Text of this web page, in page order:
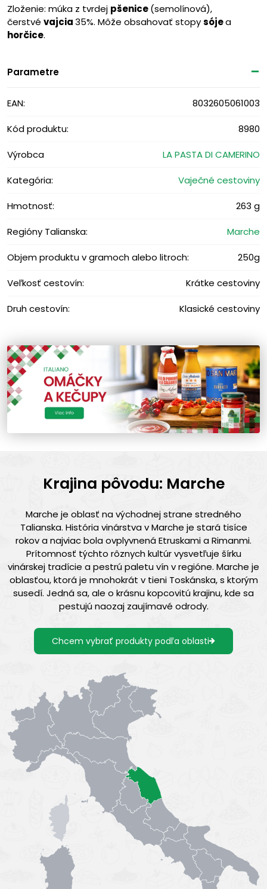
Zloženie: múka z tvrdej pšenice(semolínová),
čerstvé vajcia35%. Môže obsahovať stopysójea
horčice.
Parametre
EAN: 8032605061003
Kód produktu: 8980
Výrobca LA PASTA DI CAMERINO
Kategória: Vaječné cestoviny
Hmotnosť: 263 g
Regióny Talianska: Marche
Objem produktu v gramoch alebo litroch: 250g
Veľkosť cestovín: Krátke cestoviny
Druh cestovín: Klasické cestoviny
Krajina pôvodu: Marche
Marche je oblasť na východnej strane stredného
Talianska. História vinárstva v Marche je stará tisíce
rokov a najviac bola ovplyvnená Etruskami a Rimanmi.
Prítomnosť týchto rôznych kultúr vysvetľuje šírku
vinárskej tradície a pestrú paletu vín v regióne. Marche je
oblasťou, ktorá je mnohokrát v tieni Toskánska, s ktorým
susedí. Jedná sa, ale o krásnu kopcovitú krajinu, kde sa
pestujú naozaj zaujímavé odrody.
Chcem vybrať produkty podľa oblasti